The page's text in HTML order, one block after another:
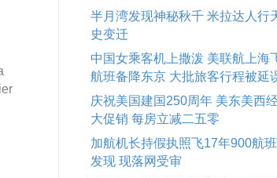
半月湾发现神秘秋千 米拉达人行
史变迁
中国女乘客机上撒泼 美联航上海
航班备降东京 大批旅客行程被延
庆祝美国建国250周年 美东美西
大促销 每房立减二五零
加航机长持假执照飞17年900航
发现 现落网受审